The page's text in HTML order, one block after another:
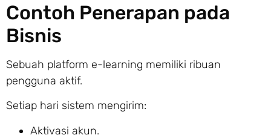
Contoh Penerapan pada
Bisnis
Sebuah platform e-learning memiliki ribuan
pengguna aktif.
Setiap hari sistem mengirim:
Aktivasi akun.